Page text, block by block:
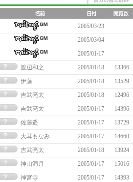
2005/03/23
2005/03/04
2005/01/17
渡辺和之 2005/01/18
13366
伊藤 2005/01/18
13529
吉武亮太 2005/01/18
12496
吉武亮太 2005/01/17
14396
佐藤遥 2005/01/17
13729
大耳もなみ 2005/01/17
14660
吉武亮太 2005/01/18
13924
神山満月 2005/01/17
15016
神宮寺 2005/01/17
14393